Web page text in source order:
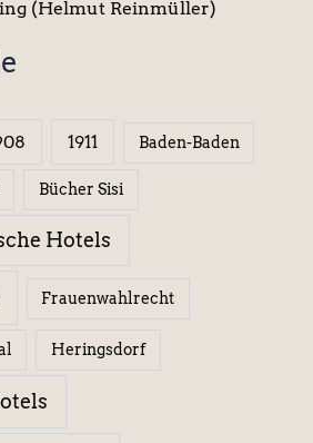
(Helmut Reinmüller)
1911 Baden-Baden
Bücher Sisi
Hotels
Frauenwahlrecht
Heringsdorf